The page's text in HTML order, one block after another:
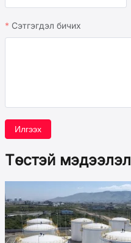
Сэтгэгдэл бичих
Илгээх
Төстэй мэдээлэл